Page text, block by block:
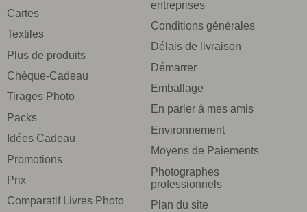
Cartes
Textiles
Plus de produits
Chèque-Cadeau
Tirages Photo
Packs
Idées Cadeau
Promotions
Prix
Comparatif Livres Photo
entreprises
Conditions générales
Délais de livraison
Démarrer
Emballage
En parler à mes amis
Environnement
Moyens de Paiements
Photographes
professionnels
Plan du site